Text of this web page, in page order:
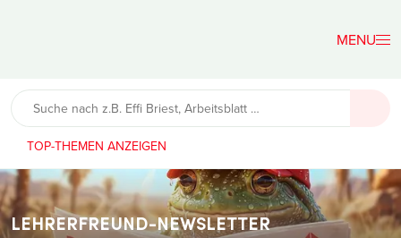
Lehrerfreund
TOP-THEMEN
LEHRERFREUND-NEWSLETTER